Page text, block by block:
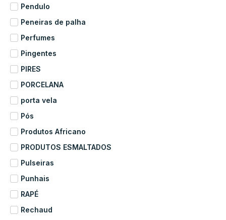
Pendulo
Peneiras de palha
Perfumes
Pingentes
PIRES
PORCELANA
porta vela
Pós
Produtos Africano
PRODUTOS ESMALTADOS
Pulseiras
Punhais
RAPÉ
Rechaud